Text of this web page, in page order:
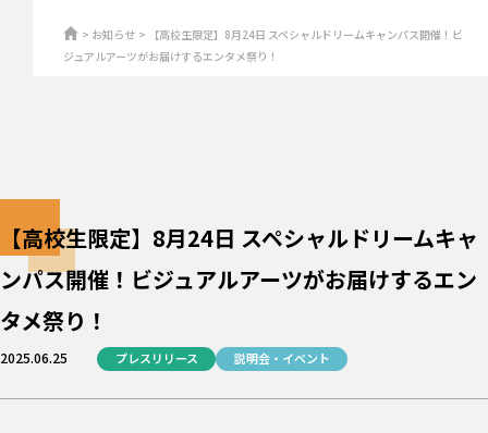
お知らせ
【高校生限定】8月24日 スペシャルドリームキャンパス開催！ビ
ジュアルアーツがお届けするエンタメ祭り！
【高校生限定】8月24日 スペシャルドリームキャ
ンパス開催！ビジュアルアーツがお届けするエン
タメ祭り！
2025.06.25 プレスリリース 説明会・イベント